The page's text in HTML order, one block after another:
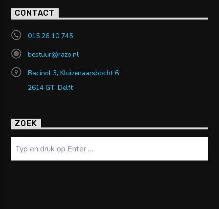
CONTACT
015 26 10 745
bestuur@razo.nl
Bacinol 3, Kluizenaarsbocht 6
2614 GT, Delft
ZOEK